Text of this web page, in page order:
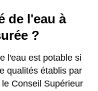
de l'eau à
?
l'eau est potable si
qualités établis par
Conseil Supérieur